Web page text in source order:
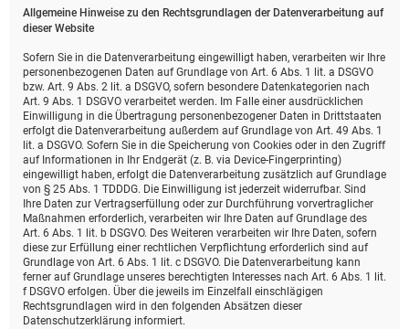
Allgemeine Hinweise zu den Rechtsgrundlagen der Datenverarbeitung auf
dieser Website
Sofern Sie in die Datenverarbeitung eingewilligt haben, verarbeiten wir Ihre
personenbezogenen Daten auf Grundlage von Art. 6 Abs. 1 lit. a DSGVO
bzw. Art. 9 Abs. 2 lit. a DSGVO, sofern besondere Datenkategorien nach
Art. 9 Abs. 1 DSGVO verarbeitet werden. Im Falle einer ausdrücklichen
Einwilligung in die Übertragung personenbezogener Daten in Drittstaaten
erfolgt die Datenverarbeitung außerdem auf Grundlage von Art. 49 Abs. 1
lit. a DSGVO. Sofern Sie in die Speicherung von Cookies oder in den Zugriff
auf Informationen in Ihr Endgerät (z. B. via Device-Fingerprinting)
eingewilligt haben, erfolgt die Datenverarbeitung zusätzlich auf Grundlage
von § 25 Abs. 1 TDDDG. Die Einwilligung ist jederzeit widerrufbar. Sind
Ihre Daten zur Vertragserfüllung oder zur Durchführung vorvertraglicher
Maßnahmen erforderlich, verarbeiten wir Ihre Daten auf Grundlage des
Art. 6 Abs. 1 lit. b DSGVO. Des Weiteren verarbeiten wir Ihre Daten, sofern
diese zur Erfüllung einer rechtlichen Verpflichtung erforderlich sind auf
Grundlage von Art. 6 Abs. 1 lit. c DSGVO. Die Datenverarbeitung kann
ferner auf Grundlage unseres berechtigten Interesses nach Art. 6 Abs. 1 lit.
f DSGVO erfolgen. Über die jeweils im Einzelfall einschlägigen
Rechtsgrundlagen wird in den folgenden Absätzen dieser
Datenschutzerklärung informiert.